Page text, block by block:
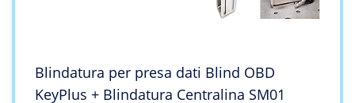
Blindatura per presa dati Blind OBD
KeyPlus + Blindatura Centralina SM01